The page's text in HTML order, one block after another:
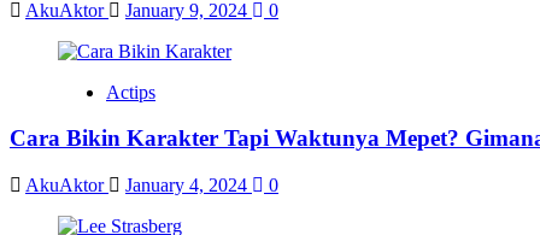
AkuAktor January 9, 2024 0
Actips
Cara Bikin Karakter Tapi Waktunya Mepet?
AkuAktor January 4, 2024 0